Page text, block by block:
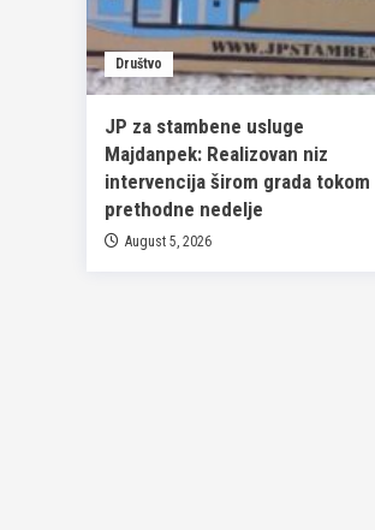
Društvo
JP za stambene usluge
Majdanpek: Realizovan niz
intervencija širom grada tokom
prethodne nedelje
August 5, 2026